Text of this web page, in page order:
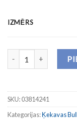
IZMĒRS
3. Fanu džemperis -
SKU:03814241
Kategorijas:Ķekavas